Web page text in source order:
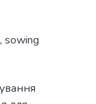
, sowing